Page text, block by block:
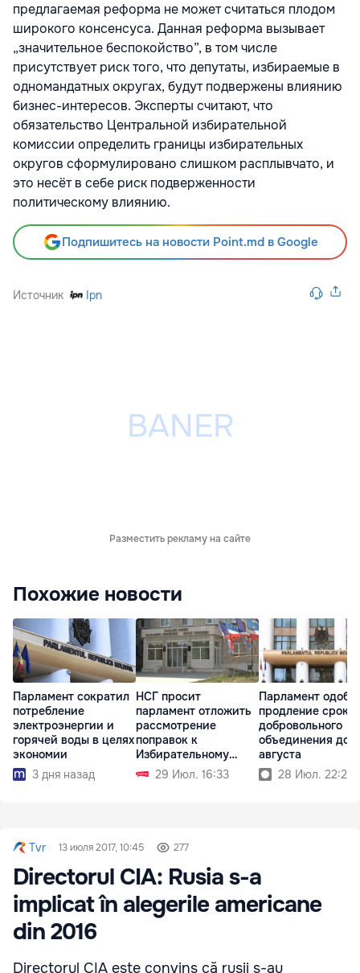
предлагаемая реформа не может считаться плодом
широкого консенсуса. Данная реформа вызывает
„значительное беспокойство”, в том числе
присутствует риск того, что депутаты, избираемые в
одномандатных округах, будут подвержены влиянию
бизнес-интересов. Эксперты считают, что
обязательство Центральной избирательной
комиссии определить границы избирательных
округов сформулировано слишком расплывчато, и
это несёт в себе риск подверженности
политическому влиянию.
Подпишитесь на новости Point.md в Google
Источник Ipn
Разместить рекламу на сайте
Похожие новости
Парламент сократил
потребление
электроэнергии и
горячей воды в целях
экономии
3 дня назад
НСГ просит
парламент отложить
рассмотрение
поправок к
Избирательному
кодексу
29 Июл. 16:33
Парламент
продление срока
добровольного
объединения до
августа
28 Июл. 22:24
Tvr 13 июля 2017, 10:45 277
Directorul CIA: Rusia s-a
implicat în alegerile americane
din 2016
Directorul CIA este convins că rușii s-au